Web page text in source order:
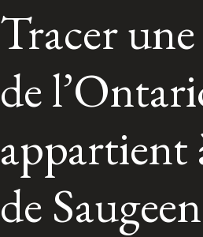
Tracer
de
appartient
de Saugeen